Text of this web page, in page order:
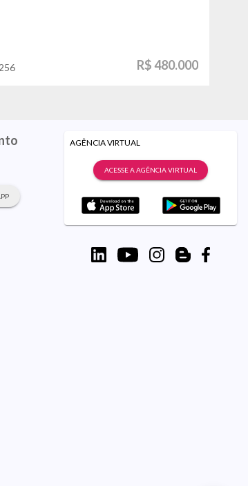
R$ 480.000
AGÊNCIA VIRTUAL
ACESSE A AGÊNCIA VIRTUAL